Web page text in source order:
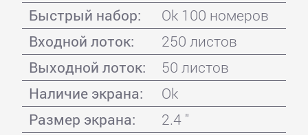
Быстрый набор:
Ok 100 номеров
Входной лоток:
250 листов
Выходной лоток:
50 листов
Наличие экрана:
Ok
Размер экрана:
2.4 "